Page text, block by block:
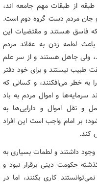
از طبقات مهم جامعه اند،
جان مردم دست گروه دوم است.
فاسق هستند و مقتضیات این
لطمه زدن به عقائد مردم
ولی جاهل هستند و از سر علم
طبیب نیستند و برای خود دفتر
به خطر می‌افکنند، و کسانی که
سرمایه‌ها و اموال مردم به باد
و نقل اموال و دارایی‌ها به
بر امام واجب است این افراد
کند.
داشتند و لطمات بسیاری به
حکومت دینی برقرار نبود و
کاری بکنند، اما در